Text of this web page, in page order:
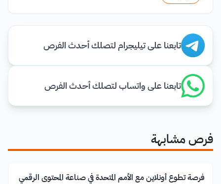
تابعنا على تيليجرام لتصلك أحدث الفرص
تابعنا على واتساب لتصلك أحدث الفرص
فرص مشابهة
فرصة تطوع أونلاين مع الأمم المتحدة في صناعة المحتوى الرقمي